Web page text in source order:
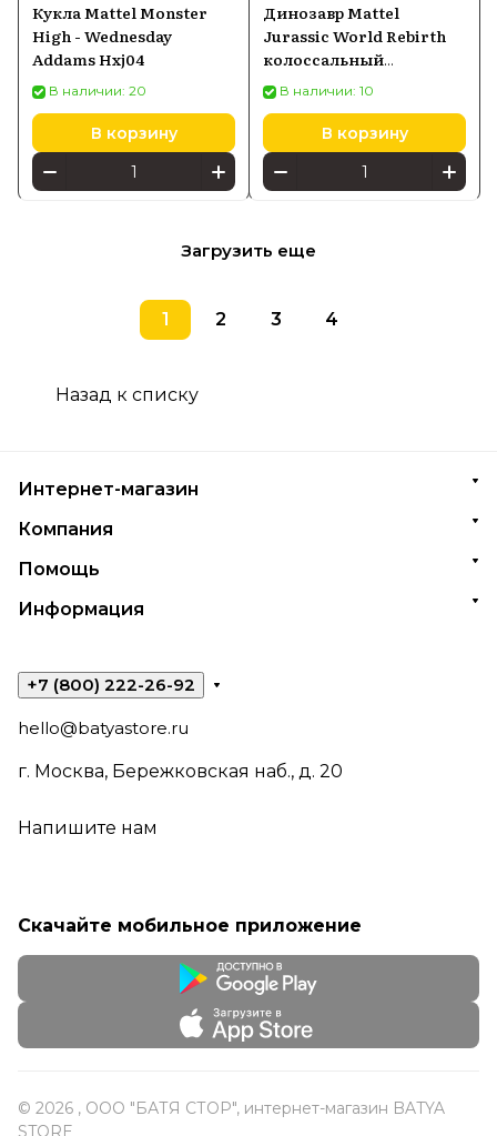
Кукла Mattel Monster
High - Wednesday
Addams Hxj04
В наличии: 20
В корзину
Динозавр Mattel
Jurassic World Rebirth
колоссальный
тираннозавр JBG52
В наличии: 10
В корзину
Загрузить еще
1 2 3 4
Назад к списку
Интернет-магазин
Компания
Помощь
Информация
+7 (800) 222-26-92
hello@batyastore.ru
г. Москва, Бережковская наб., д. 20
Напишите нам
Скачайте мобильное приложение
© 2026 , ООО "БАТЯ СТОР", интернет-магазин BATYA
STORE